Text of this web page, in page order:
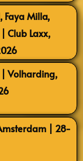
Faya Milla,
Club Laxx,
| Volharding,
| 28-